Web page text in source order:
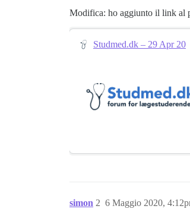
Modifica: ho aggiunto il link al
Studmed.dk – 29 Apr 20
simon 6 Maggio 2020,
2